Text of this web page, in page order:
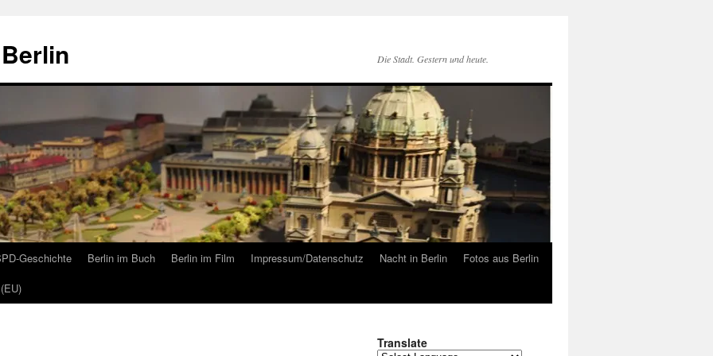
Die Stadt. Gestern und heute.
Geschichte Berlin im Buch Berlin im Film Impressum/Datenschutz Nacht in Berlin
Fotos aus Berlin
Translate